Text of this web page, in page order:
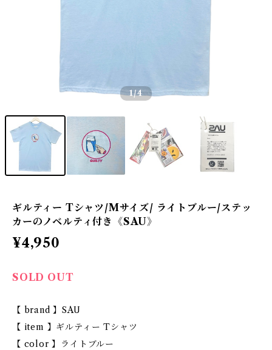
1/4
ギルティー Tシャツ/Mサイズ/ ライトブルー/ステッ
カーのノベルティ付き《SAU》
¥4,950
SOLD OUT
【 brand 】SAU
【 item 】ギルティー Tシャツ
【 color 】ライトブルー